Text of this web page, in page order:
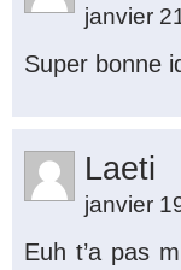
janvier
Super bonne
Laeti
janvier
Euh t’a pas